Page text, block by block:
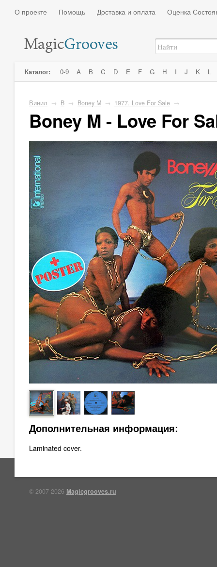
О проекте Помощь Доставка и оплата Оценка
Каталог: 0-9 A B C D E F G H I J K L
Винил → B → Boney M → 1977. Love For Sale →
Boney M - Love For
Дополнительная информация:
Laminated cover.
© 2007-2026 Magicgrooves.ru